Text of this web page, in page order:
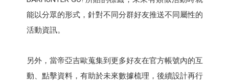
能以分眾的形式，針對不同分群好友推送不同屬性的
活動資訊。
另外，當帝亞吉歐蒐集到更多好友在官方帳號內的互
動、點擊資料，有助於未來數據梳理，後續設計再行